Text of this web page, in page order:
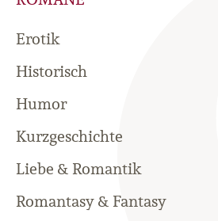
Erotik
Historisch
Humor
Kurzgeschichte
Liebe & Romantik
Romantasy & Fantasy